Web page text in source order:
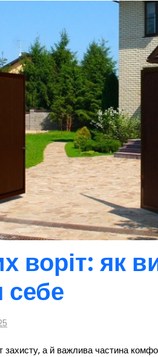
воріт: як
себе
а й важлива частина